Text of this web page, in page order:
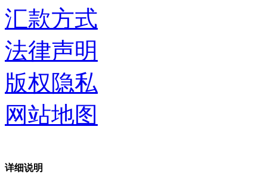
详细说明
汇款方式
法律声明
版权隐私
网站地图